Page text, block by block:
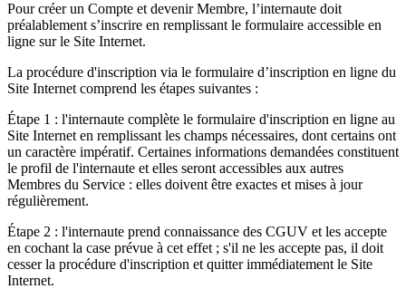
Pour créer un Compte et devenir Membre, l’internaute doit
préalablement s’inscrire en remplissant le formulaire accessible en
ligne sur le Site Internet.
La procédure d'inscription via le formulaire d’inscription en ligne du
Site Internet comprend les étapes suivantes :
Étape 1 : l'internaute complète le formulaire d'inscription en ligne au
Site Internet en remplissant les champs nécessaires, dont certains ont
un caractère impératif. Certaines informations demandées constituent
le profil de l'internaute et elles seront accessibles aux autres
Membres du Service : elles doivent être exactes et mises à jour
régulièrement.
Étape 2 : l'internaute prend connaissance des CGUV et les accepte
en cochant la case prévue à cet effet ; s'il ne les accepte pas, il doit
cesser la procédure d'inscription et quitter immédiatement le Site
Internet.